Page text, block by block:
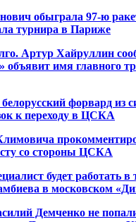
обыграла 97-ю
турнира в Париже
Артур Хайруллин
объявит имя главного
форвард из
к переходу в ЦСКА
со стороны ЦСКА
будет работать в
в московском
Демченко не